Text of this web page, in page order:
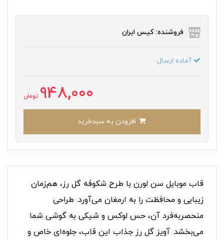
فروشنده: کیس ایران
آماده ارسال
948,000 تومان
قاب موبایل سن لورن با طرح شکوفه گل رز، هم‌زمان
زیبایی و محافظت را به ارمغان می‌آورد. طراحی
منحصربه‌فرد آن، حس لوکس و شیکی به گوشی شما
می‌بخشد. آویز گل رز جذاب این قاب، جلوه‌ای خاص و